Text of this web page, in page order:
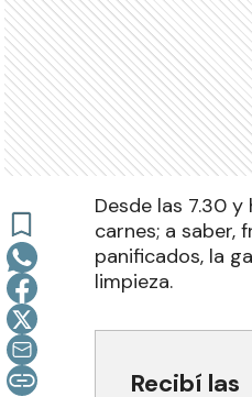
Desde las 7.30
carnes; a saber,
panificados, la
limpieza.
Recibí las